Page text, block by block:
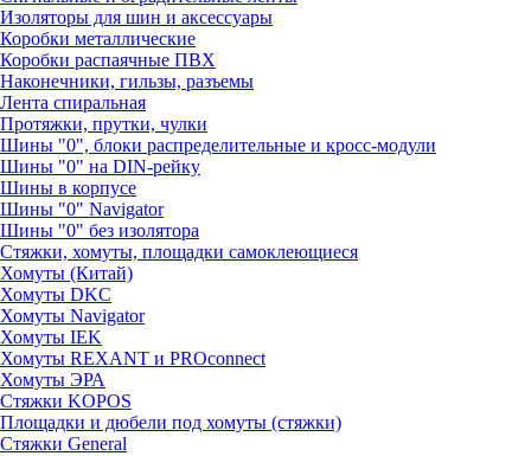
Изоляторы для шин и аксессуары
Коробки металлические
Коробки распаячные ПВХ
Наконечники, гильзы, разъемы
Лента спиральная
Протяжки, прутки, чулки
Шины "0", блоки распределительные и кросс-модули
Шины "0" на DIN-рейку
Шины в корпусе
Шины "0" Navigator
Шины "0" без изолятора
Стяжки, хомуты, площадки самоклеющиеся
Хомуты (Китай)
Хомуты DKC
Хомуты Navigator
Хомуты IEK
Хомуты REXANT и PROconnect
Хомуты ЭРА
Стяжки KOPOS
Площадки и дюбели под хомуты (стяжки)
Стяжки General